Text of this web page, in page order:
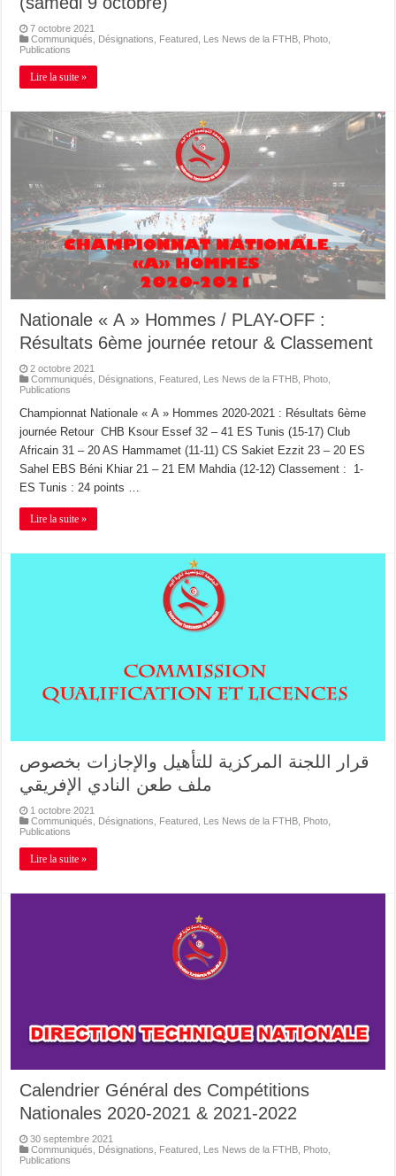
7 octobre 2021
Communiqués
Désignations Featured Les News de la FTHB Photo
Publications
Lire la suite »
Nationale « A » Hommes / PLAY-OFF :
Résultats 6ème journée retour & Classement
2 octobre 2021
Communiqués
Désignations Featured Les News de la FTHB Photo
Publications
Championnat Nationale « A » Hommes 2020-2021 : Résultats 6ème
journée Retour CHB Ksour Essef 32 – 41 ES Tunis (15-17) Club
Africain 31 – 20 AS Hammamet (11-11) CS Sakiet Ezzit 23 – 20 ES
Sahel EBS Béni Khiar 21 – 21 EM Mahdia (12-12) Classement : 1-
ES Tunis : 24 points …
Lire la suite »
قرار اللجنة المركزية للتأهيل والإجازات بخصوص
ملف طعن النادي الإفريقي
1 octobre 2021
Communiqués
Désignations Featured Les News de la FTHB Photo
Publications
Lire la suite »
Calendrier Général des Compétitions
Nationales 2020-2021 & 2021-2022
30 septembre 2021
Communiqués
Désignations Featured Les News de la FTHB Photo
Publications